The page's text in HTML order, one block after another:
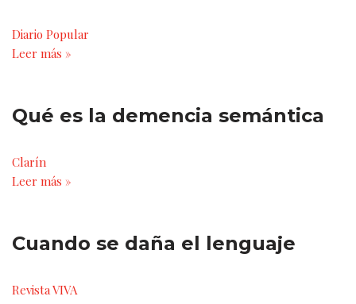
Diario Popular
Leer más »
Qué es la demencia semántica
Clarín
Leer más »
Cuando se daña el lenguaje
Revista VIVA